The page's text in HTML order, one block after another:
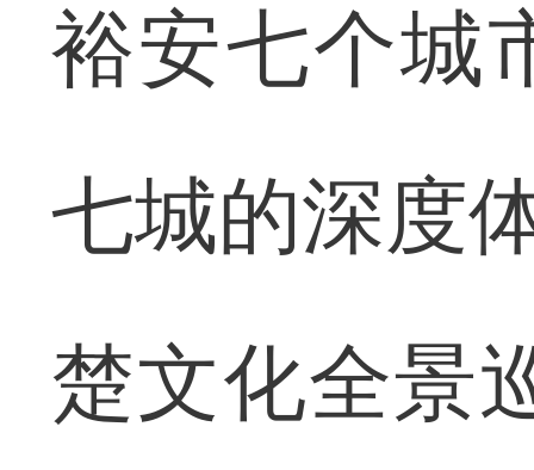
裕安七个城
七城的深度
楚文化全景